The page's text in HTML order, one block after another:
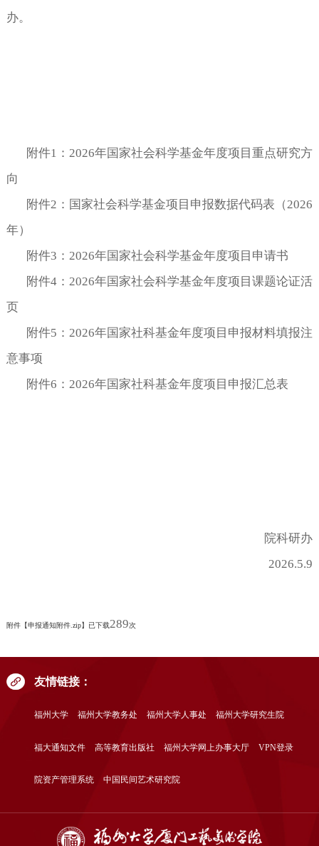
办。
附件1：2026年国家社会科学基金年度项目重点研究方
向
附件2：国家社会科学基金项目申报数据代码表（2026
年）
附件3：2026年国家社会科学基金年度项目申请书
附件4： 2026年国家社会科学基金年度项目课题论证活
页
附件5：2026年国家社科基金年度项目申报材料填报注
意事项
附件6：2026年国家社科基金年度项目申报汇总表
院科研办
2026.5.9
附件【申报通知附件.zip】已下载289次
友情链接：
福州大学 福州大学教务处 福州大学人事处 福州大学研究生院
福大通知文件 高等教育出版社 福州大学网上办事大厅 VPN登录
院资产管理系统 中国民间艺术研究院